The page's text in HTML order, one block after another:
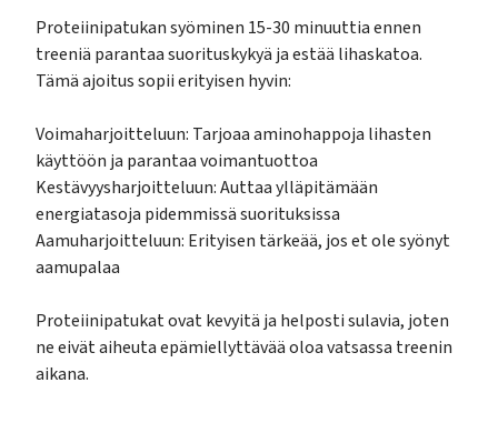
Proteiinipatukan syöminen 15-30 minuuttia ennen
treeniä parantaa suorituskykyä ja estää lihaskatoa.
Tämä ajoitus sopii erityisen hyvin:
Voimaharjoitteluun: Tarjoaa aminohappoja lihasten
käyttöön ja parantaa voimantuottoa
Kestävyysharjoitteluun: Auttaa ylläpitämään
energiatasoja pidemmissä suorituksissa
Aamuharjoitteluun: Erityisen tärkeää, jos et ole syönyt
aamupalaa
Proteiinipatukat ovat kevyitä ja helposti sulavia, joten
ne eivät aiheuta epämiellyttävää oloa vatsassa treenin
aikana.